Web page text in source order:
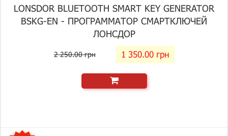
LONSDOR BLUETOOTH SMART KEY GENERATOR
BSKG-EN - ПРОГРАММАТОР СМАРТКЛЮЧЕЙ
ЛОНСДОР
2 250.00 грн 1 350.00 грн